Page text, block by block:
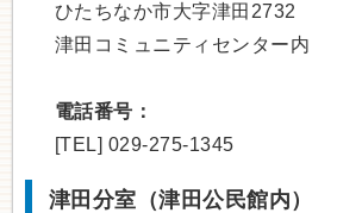
ひたちなか市大字津田2732
津田コミュニティセンター内
電話番号：
[TEL] 029-275-1345
津田分室（津田公民館内）